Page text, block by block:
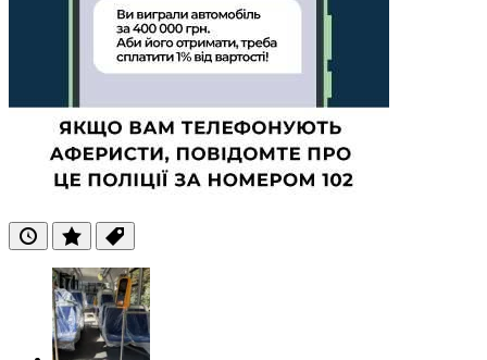
ОстанніПопулярні
Теги